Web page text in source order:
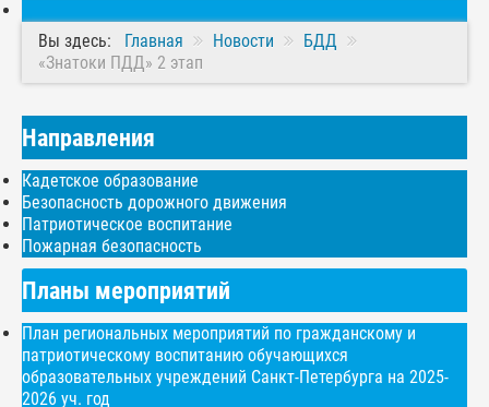
Вы здесь: Главная Новости
БДД
«Знатоки ПДД» 2 этап
Направления
Кадетское образование
Безопасность дорожного движения
Патриотическое воспитание
Пожарная безопасность
Планы мероприятий
План региональных мероприятий по гражданскому и
патриотическому воспитанию обучающихся
образовательных учреждений Санкт-Петербурга на 2025-
2026 уч. год